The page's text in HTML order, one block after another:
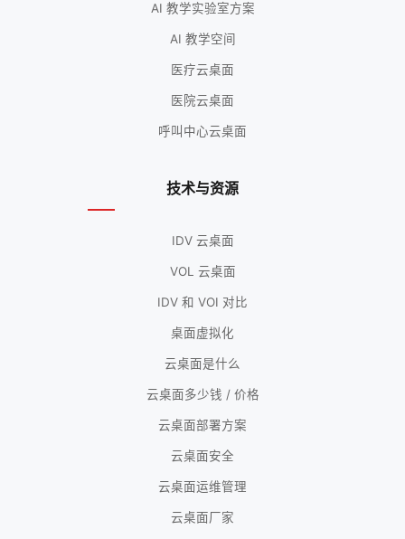
AI 教学实验室方案
AI 教学空间
医疗云桌面
医院云桌面
呼叫中心云桌面
技术与资源
IDV 云桌面
VOL 云桌面
IDV 和 VOI 对比
桌面虚拟化
云桌面是什么
云桌面多少钱 / 价格
云桌面部署方案
云桌面安全
云桌面运维管理
云桌面厂家